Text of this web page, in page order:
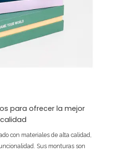
para ofrecer la mejor
calidad
con materiales de alta calidad,
Sus monturas son